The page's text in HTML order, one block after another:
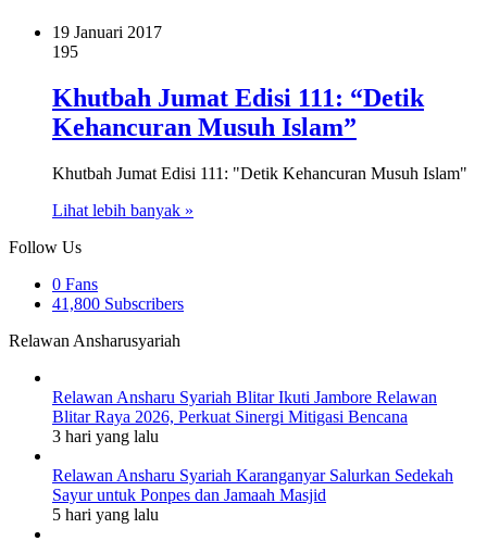
19 Januari 2017
195
Khutbah Jumat Edisi 111: “Detik
Kehancuran Musuh Islam”
Khutbah Jumat Edisi 111: "Detik Kehancuran Musuh Islam"
Lihat lebih banyak »
Follow Us
0 Fans
41,800 Subscribers
Relawan Ansharusyariah
Relawan Ansharu Syariah Blitar Ikuti Jambore Relawan
Blitar Raya 2026, Perkuat Sinergi Mitigasi Bencana
3 hari yang lalu
Relawan Ansharu Syariah Karanganyar Salurkan Sedekah
Sayur untuk Ponpes dan Jamaah Masjid
5 hari yang lalu